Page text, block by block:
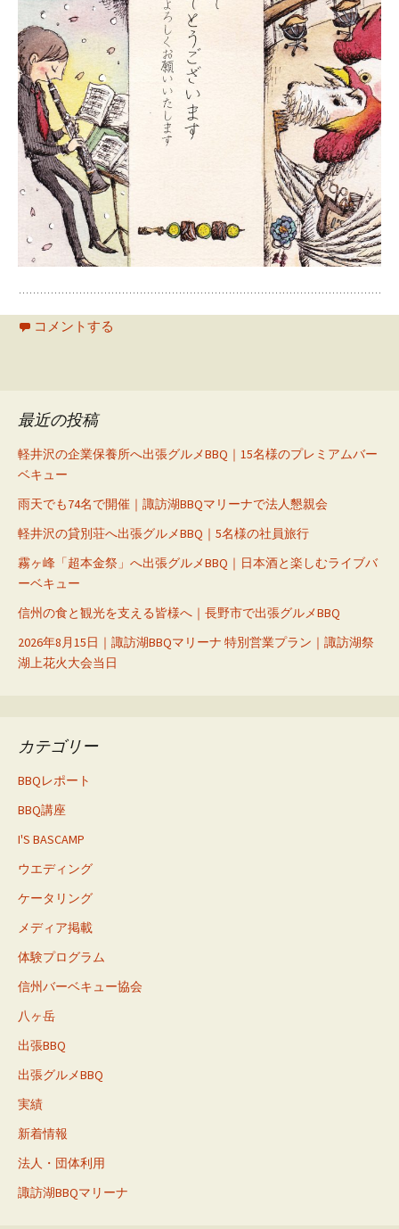
コメントする
最近の投稿
軽井沢の企業保養所へ出張グルメBBQ｜15名様のプレミアムバー
ベキュー
雨天でも74名で開催｜諏訪湖BBQマリーナで法人懇親会
軽井沢の貸別荘へ出張グルメBBQ｜5名様の社員旅行
霧ヶ峰「超本金祭」へ出張グルメBBQ｜日本酒と楽しむライブバ
ーベキュー
信州の食と観光を支える皆様へ｜長野市で出張グルメBBQ
2026年8月15日｜諏訪湖BBQマリーナ 特別営業プラン｜諏訪湖祭
湖上花火大会当日
カテゴリー
BBQレポート
BBQ講座
I'S BASCAMP
ウエディング
ケータリング
メディア掲載
体験プログラム
信州バーベキュー協会
八ヶ岳
出張BBQ
出張グルメBBQ
実績
新着情報
法人・団体利用
諏訪湖BBQマリーナ